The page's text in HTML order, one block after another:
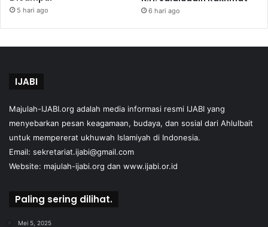
5 hari ago 6 hari ago
IJABI
Majulah-IJABI.org adalah media informasi resmi IJABI yang
menyebarkan pesan keagamaan, budaya, dan sosial dari Ahlulbait
untuk mempererat ukhuwah Islamiyah di Indonesia.
Email: sekretariat.ijabi@gmail.com
Website: majulah-ijabi.org dan www.ijabi.or.id
Paling sering dilihat.
Mei 5, 2025